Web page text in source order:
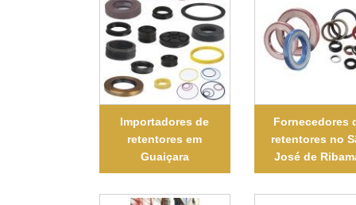
Importadores de
retentores em
Guaiçara
Fornecedores
retentores no
José de